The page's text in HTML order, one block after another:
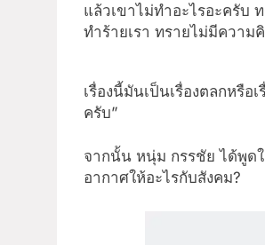
แล้วเขาไม่ทำอะไรอะครับ
ทำร้ายเรา ทรายไม่มีความ
เรื่องนี้มันเป็นเรื่องตลกหรื
ครับ”
จากนั้น หนุ่ม กรรชัย ได้พูดใ
อากาศให้อะไรกับสังคม?